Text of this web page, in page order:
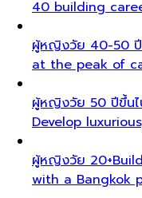
40 building
ผู้หญิงวัย 40-50 ปี
at the peak of
ผู้หญิงวัย 50 ปีขึ้น
Develop
ผู้หญิงวัย 20+
with a Bangkok